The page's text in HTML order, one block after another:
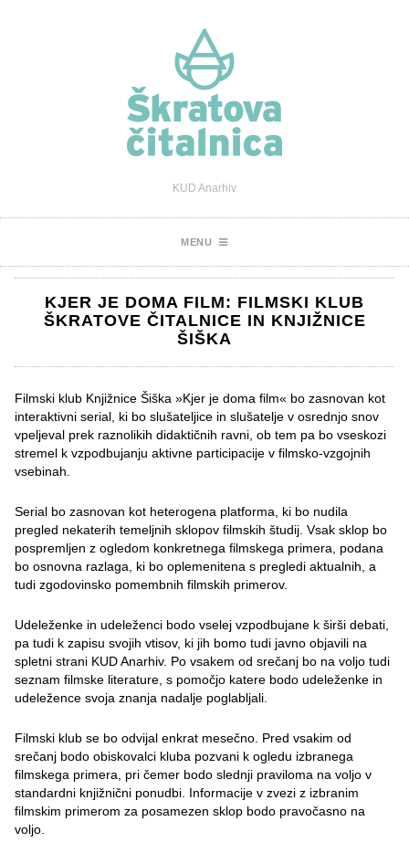
KUD Anarhiv
MENU
KJER JE DOMA FILM: FILMSKI KLUB
ŠKRATOVE ČITALNICE IN KNJIŽNICE
ŠIŠKA
Filmski klub Knjižnice Šiška »Kjer je doma film« bo zasnovan kot
interaktivni serial, ki bo slušateljice in slušatelje v osrednjo snov
vpeljeval prek raznolikih didaktičnih ravni, ob tem pa bo vseskozi
stremel k vzpodbujanju aktivne participacije v filmsko-vzgojnih
vsebinah.
Serial bo zasnovan kot heterogena platforma, ki bo nudila
pregled nekaterih temeljnih sklopov filmskih študij. Vsak sklop bo
pospremljen z ogledom konkretnega filmskega primera, podana
bo osnovna razlaga, ki bo oplemenitena s pregledi aktualnih, a
tudi zgodovinsko pomembnih filmskih primerov.
Udeleženke in udeleženci bodo vselej vzpodbujane k širši debati,
pa tudi k zapisu svojih vtisov, ki jih bomo tudi javno objavili na
spletni strani KUD Anarhiv. Po vsakem od srečanj bo na voljo tudi
seznam filmske literature, s pomočjo katere bodo udeleženke in
udeležence svoja znanja nadalje poglabljali.
Filmski klub se bo odvijal enkrat mesečno. Pred vsakim od
srečanj bodo obiskovalci kluba pozvani k ogledu izbranega
filmskega primera, pri čemer bodo slednji praviloma na voljo v
standardni knjižnični ponudbi. Informacije v zvezi z izbranim
filmskim primerom za posamezen sklop bodo pravočasno na
voljo.